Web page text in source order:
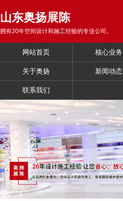
山东奥扬展陈
拥有20年空间设计和施工经验的专业公司。
网站首页 核心业务
关于奥扬 新闻动态
联系我们